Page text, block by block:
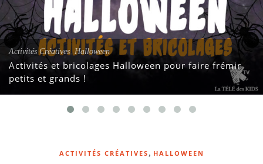
Activités Créatives, Halloween
Activités et bricolages Halloween pour faire frémir
petits et grands !
ACTIVITÉS CRÉATIVES , HALLOWEEN